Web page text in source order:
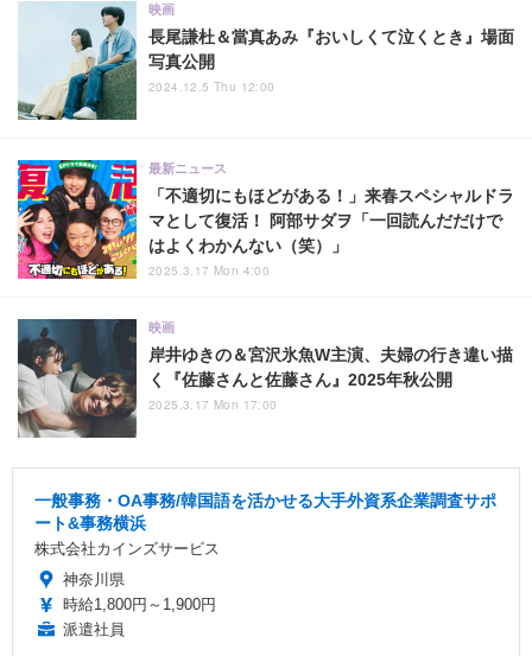
長尾謙杜＆當真あみ『おいしくて泣くとき』場面
写真公開
映画
2024.12.5 Thu 12:00
「不適切にもほどがある！」来春スペシャルドラ
マとして復活！ 阿部サダヲ「一回読んだだけで
はよくわかんない（笑）」
最新ニュース
2025.3.17 Mon 4:00
岸井ゆきの＆宮沢氷魚W主演、夫婦の行き違い描
く『佐藤さんと佐藤さん』2025年秋公開
映画
2025.3.17 Mon 17:00
一般事務・OA事務/韓国語を活かせる大手外資系企業調査サポ
ート&事務横浜
株式会社カインズサービス
神奈川県
時給1,800円～1,900円
派遣社員